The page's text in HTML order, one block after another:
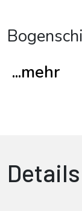
...mehr
Details